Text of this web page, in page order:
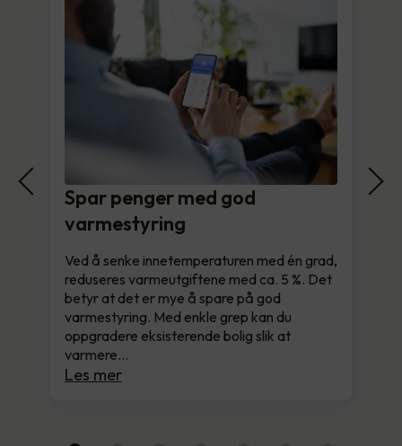
Spar penger med god
varmestyring
Ved å senke innetemperaturen med én grad,
reduseres varmeutgiftene med ca. 5 %. Det
betyr at det er mye å spare på god
varmestyring. Med enkle grep kan du
oppgradere eksisterende bolig slik at
varmere…
Les mer